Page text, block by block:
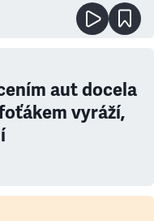
aut docela
vyráží,